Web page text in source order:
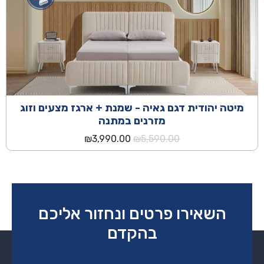
מיטה יהודית דגם גאיה - שמנת + ארגז מצעים וזוג
מזרנים במתנה
₪5,590.00
המחיר
המקורי
₪3,990.00
הנוכחי
השאירו פרטים ונחזור אליכם
בהקדם